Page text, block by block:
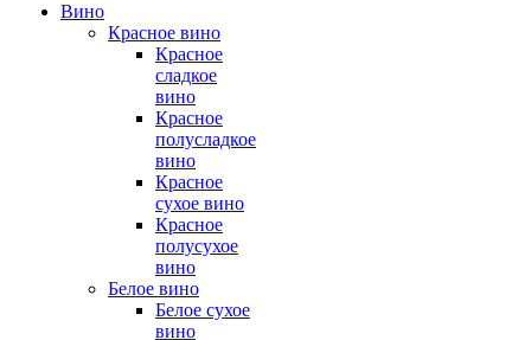
Вино
Красное вино
Красное
сладкое
вино
Красное
полусладкое
вино
Красное
сухое вино
Красное
полусухое
вино
Белое вино
Белое сухое
вино